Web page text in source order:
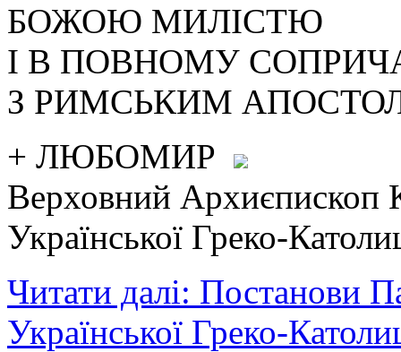
БОЖОЮ МИЛІСТЮ
І В ПОВНОМУ
З РИМСЬКИМ
+ ЛЮБОМИР
Верховний Архиєпископ
Української Греко-
Читати далі: Постанови
Української Греко-